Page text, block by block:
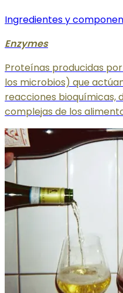
Ingredientes y
Enzymes
Proteínas producidas
los microbios) que
reacciones bioquímicas,
complejas de los